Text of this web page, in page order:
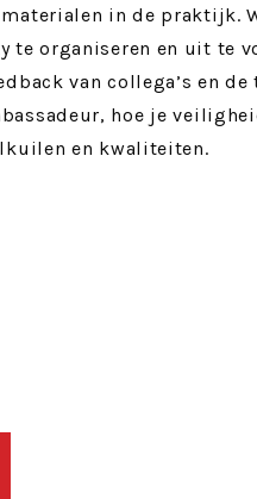
in de praktijk.
te organiseren en uit te
van collega’s en
hoe je
en kwaliteiten.